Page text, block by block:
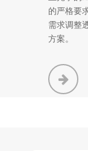
的严格要
需求调整
方案。